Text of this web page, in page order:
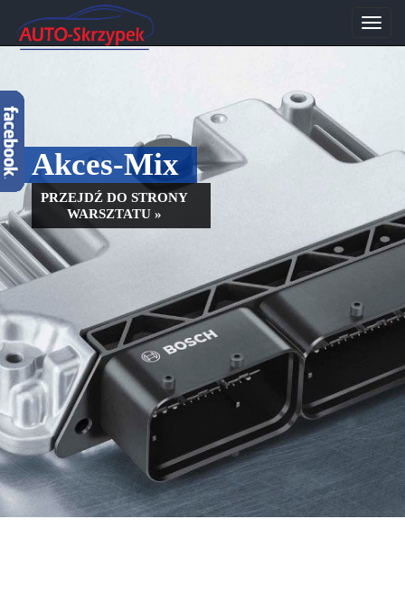
Akces-Mix
PRZEJDŹ DO STRONY
WARSZTATU »